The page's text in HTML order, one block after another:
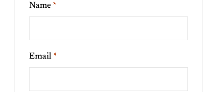
Name *
Email *